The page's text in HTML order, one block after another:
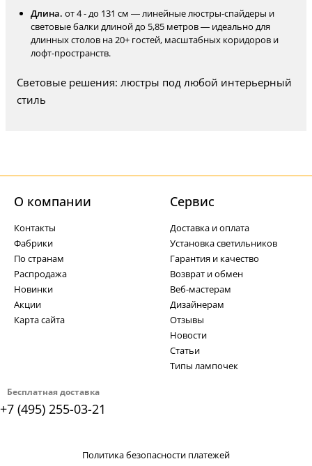
Длина. от 4 - до 131 см — линейные люстры-спайдеры и
световые балки длиной до 5,85 метров — идеально для
длинных столов на 20+ гостей, масштабных коридоров и
лофт-пространств.
Световые решения: люстры под любой интерьерный
стиль
Бесплатная доставка
+7 (495) 255-03-21
О компании
Контакты
Фабрики
По странам
Распродажа
Новинки
Акции
Карта сайта
Cервис
Доставка и оплата
Установка светильников
Гарантия и качество
Возврат и обмен
Веб-мастерам
Дизайнерам
Отзывы
Новости
Статьи
Типы лампочек
Политика безопасности платежей